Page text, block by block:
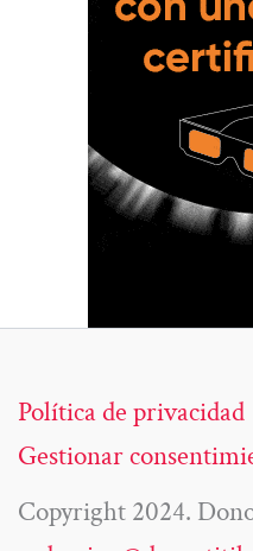
Política de privacidad
Gestionar
Copyright 2024.